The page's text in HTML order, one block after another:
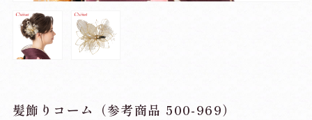
髪飾りコーム（参考商品 500-969）